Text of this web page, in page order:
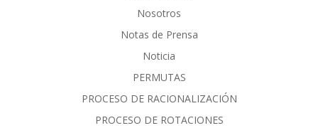
Nosotros
Notas de Prensa
Noticia
PERMUTAS
PROCESO DE RACIONALIZACIÓN
PROCESO DE ROTACIONES